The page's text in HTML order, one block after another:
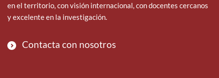
en el territorio, con visión internacional, con docentes cercanos
y excelente en la investigación.
Contacta con nosotros